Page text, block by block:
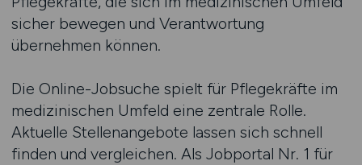
sicher bewegen und Verantwortung
übernehmen können.
Die Online-Jobsuche spielt für Pflegekräfte im
medizinischen Umfeld eine zentrale Rolle.
Aktuelle Stellenangebote lassen sich schnell
finden und vergleichen. Als Jobportal Nr. 1 für